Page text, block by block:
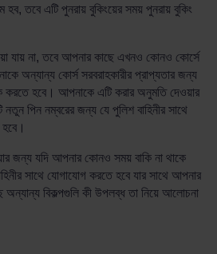
তবে এটি পুনরায় বুকিংয়ের সময় পুনরায় বুকিং
যায় না, তবে আপনার কাছে এখনও কোনও কোর্সে
অন্যান্য কোর্স সরবরাহকারীর প্রাপ্যতার জন্য
হবে। আপনাকে এটি করার অনুমতি দেওয়ার
পিন নম্বরের জন্য যে পুলিশ বাহিনীর সাথে
জন্য যদি আপনার কোনও সময় বাকি না থাকে
সাথে যোগাযোগ করতে হবে যার সাথে আপনার
অন্যান্য বিকল্পগুলি কী উপলব্ধ তা নিয়ে আলোচনা